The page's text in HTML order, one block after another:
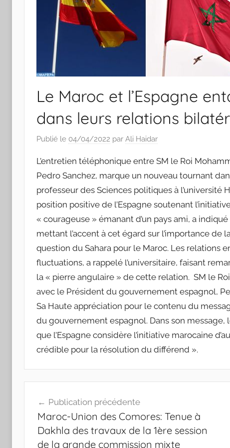
Le Maroc et l’Espagne
dans leurs relations
Publié le 04/04/2022 par Ali Haidar
L’entretien téléphonique entre SM le Roi
Pedro Sanchez, marque un nouveau tournant
professeur des Sciences politiques à l’université
position positive de l’Espagne soutenant
« courageuse » émanant d’un pays ami, a
mettant l’accent à cet égard sur l’importance de
question du Sahara pour le Maroc. Les relations
fluctuations, a rappelé l’universitaire, faisant
la « pierre angulaire » de cette relation. SM le
avec le Président du gouvernement espagnol,
Sa Haute appréciation pour le contenu du
du gouvernement espagnol. Dans son
que l’Espagne considère l’initiative marocaine
crédible pour la résolution du différend ».
de
l’article
Publication précédente
Maroc-Union des Comores: Tenue à
Dakhla des travaux de la 1ère session
de la grande commission mixte